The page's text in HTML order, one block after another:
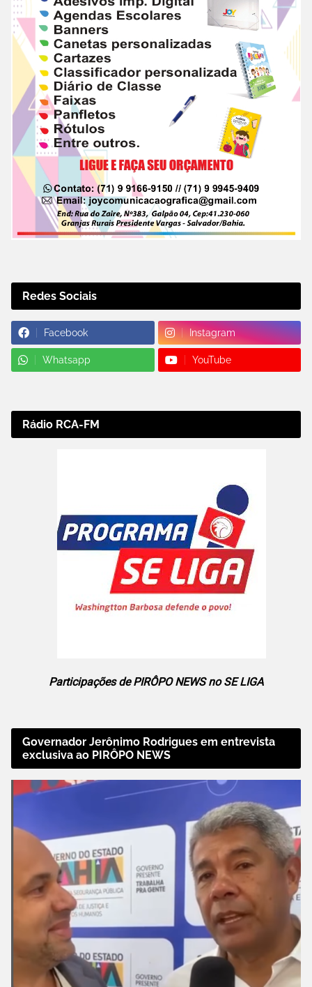
Redes Sociais
Facebook Instagram
Whatsapp YouTube
Rádio RCA-FM
Participações de PIRÔPO NEWS no SE LIGA
Governador Jerônimo Rodrigues em entrevista
exclusiva ao PIRÔPO NEWS